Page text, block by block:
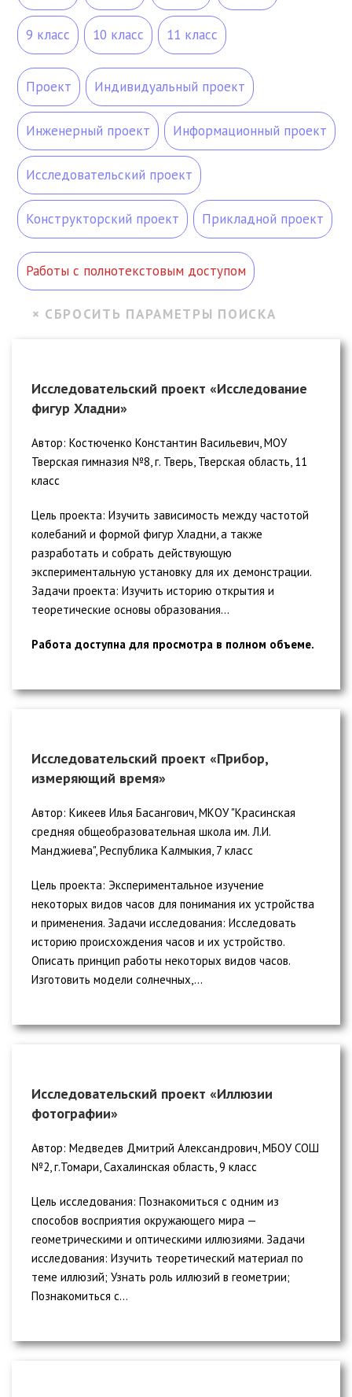
9 класс 10 класс 11 класс
Проект Индивидуальный проект
Инженерный проект Информационный проект
Исследовательский проект
Конструкторский проект Прикладной проект
Работы с полнотекстовым доступом
Исследовательский проект «Исследование
фигур Хладни»
Автор: Костюченко Константин Васильевич, МОУ
Тверская гимназия №8, г. Тверь, Тверская область, 11
класс
Цель проекта: Изучить зависимость между частотой
колебаний и формой фигур Хладни, а также
разработать и собрать действующую
экспериментальную установку для их демонстрации.
Задачи проекта: Изучить историю открытия и
теоретические основы образования...
Работа доступна для просмотра в полном объеме.
Исследовательский проект «Прибор,
измеряющий время»
Автор: Кикеев Илья Басангович, МКОУ "Красинская
средняя общеобразовательная школа им. Л.И.
Манджиева", Республика Калмыкия, 7 класс
Цель проекта: Экспериментальное изучение
некоторых видов часов для понимания их устройства
и применения. Задачи исследования: Исследовать
историю происхождения часов и их устройство.
Описать принцип работы некоторых видов часов.
Изготовить модели солнечных,...
Исследовательский проект «Иллюзии
фотографии»
Автор: Медведев Дмитрий Александрович, МБОУ СОШ
№2, г.Томари, Сахалинская область, 9 класс
Цель исследования: Познакомиться с одним из
способов восприятия окружающего мира —
геометрическими и оптическими иллюзиями. Задачи
исследования: Изучить теоретический материал по
теме иллюзий; Узнать роль иллюзий в геометрии;
Познакомиться с...